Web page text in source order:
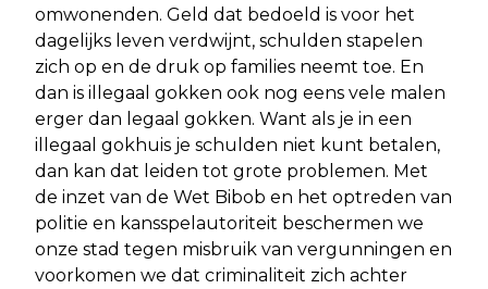
omwonenden. Geld dat bedoeld is voor het
dagelijks leven verdwijnt, schulden stapelen
zich op en de druk op families neemt toe. En
dan is illegaal gokken ook nog eens vele malen
erger dan legaal gokken. Want als je in een
illegaal gokhuis je schulden niet kunt betalen,
dan kan dat leiden tot grote problemen. Met
de inzet van de Wet Bibob en het optreden van
politie en kansspelautoriteit beschermen we
onze stad tegen misbruik van vergunningen en
voorkomen we dat criminaliteit zich achter